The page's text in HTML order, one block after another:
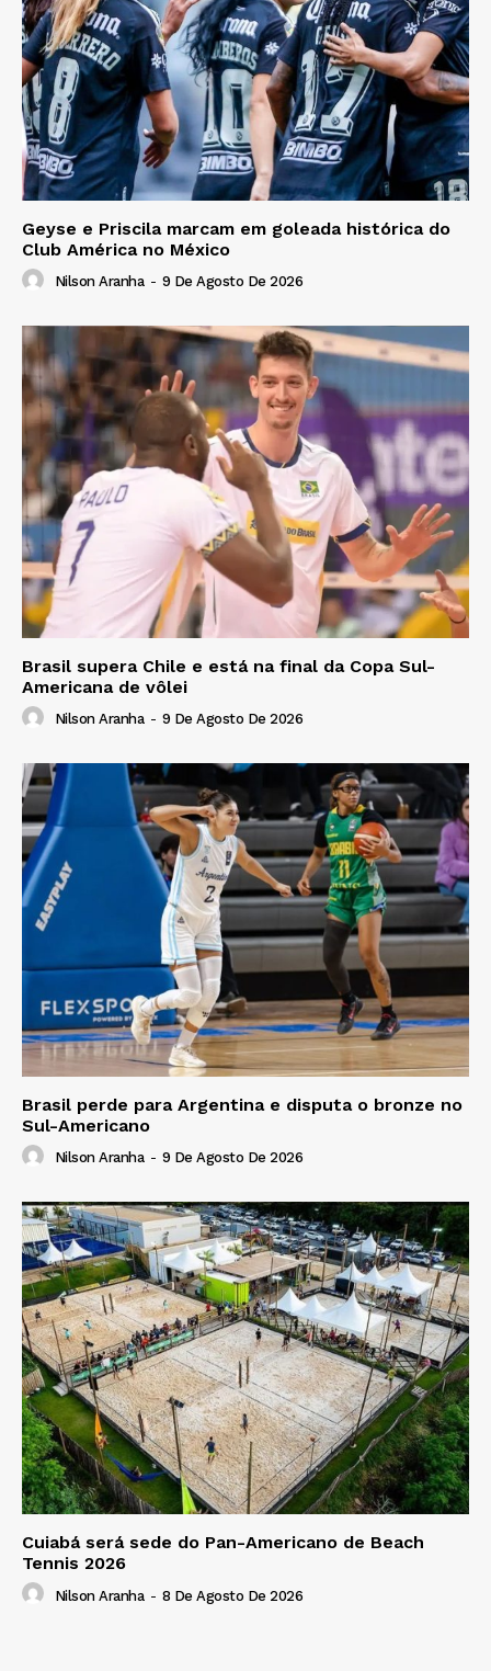
Geyse e Priscila marcam em goleada histórica do
Club América no México
Nilson Aranha - 9 De Agosto De 2026
Brasil supera Chile e está na final da Copa Sul-
Americana de vôlei
Nilson Aranha - 9 De Agosto De 2026
Brasil perde para Argentina e disputa o bronze no
Sul-Americano
Nilson Aranha - 9 De Agosto De 2026
Cuiabá será sede do Pan-Americano de Beach
Tennis 2026
Nilson Aranha - 8 De Agosto De 2026